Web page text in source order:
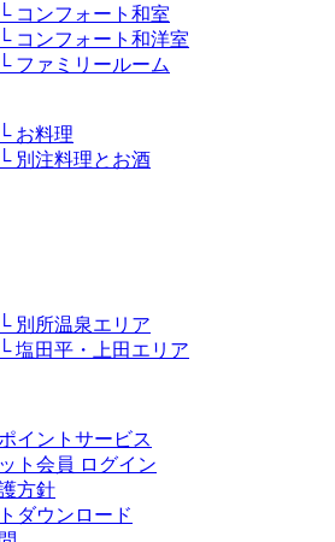
└ コンフォート和室
└ コンフォート和洋室
└ ファミリールーム
└ お料理
└ 別注料理とお酒
└ 別所温泉エリア
└ 塩田平・上田エリア
イントサービス
ト会員 ログイン
方針
ダウンロード